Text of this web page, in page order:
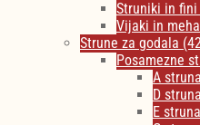
Struniki in
Vijaki in
Strune za godala
Posamezne
A
D
E